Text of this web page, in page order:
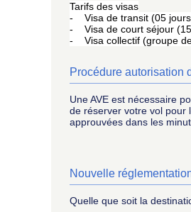
Tarifs des visas
- Visa de transit (05
- Visa de court séjour
- Visa collectif (groupe de
Procédure autorisation
Une AVE est nécessaire
de réserver votre vol pour
approuvées dans les
Nouvelle
Quelle que soit la